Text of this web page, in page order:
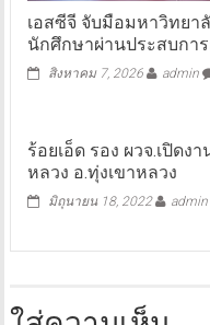
เอสซีจี จับมือมหาวิทย
นักศึกษาผ่านประสบการ
สิงหาคม 7, 2026 admin
ร้อยเอ็ด รอง ผวจ.เปิด
หลวง อ.ทุ่งเขาหลวง
มิถุนายน 18, 2022 admin